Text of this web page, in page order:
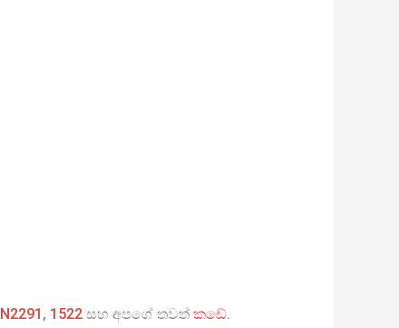
N2291 , 1522 සහ අපගේ තවත් කඩේ.